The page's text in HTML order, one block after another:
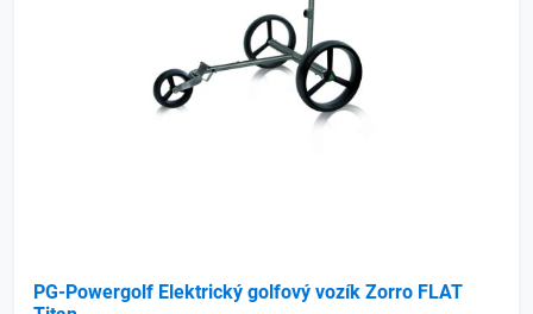
PG-Powergolf Elektrický golfový vozík Zorro FLAT